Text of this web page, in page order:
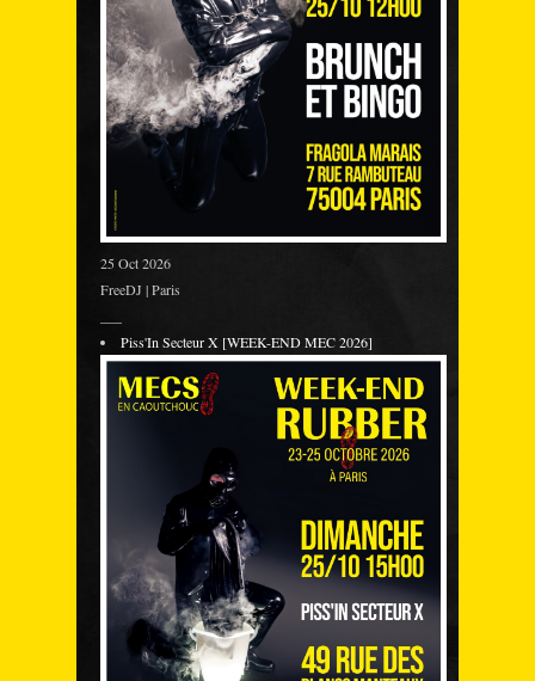
25 Oct 2026
FreeDJ | Paris
Piss'In Secteur X [WEEK-END MEC 2026]